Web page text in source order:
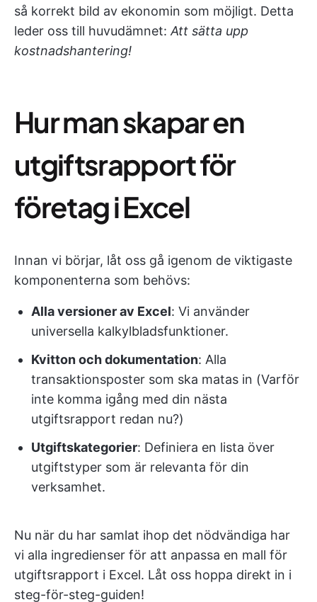
så korrekt bild av ekonomin som möjligt. Detta
leder oss till huvudämnet: Att sätta upp
kostnadshantering!
Hur man skapar en
utgiftsrapport för
företag i Excel
Innan vi börjar, låt oss gå igenom de viktigaste
komponenterna som behövs:
Alla versioner av Excel: Vi använder
universella kalkylbladsfunktioner.
Kvitton och dokumentation: Alla
transaktionsposter som ska matas in (Varför
inte komma igång med din nästa
utgiftsrapport redan nu?)
Utgiftskategorier: Definiera en lista över
utgiftstyper som är relevanta för din
verksamhet.
Nu när du har samlat ihop det nödvändiga har
vi alla ingredienser för att anpassa en mall för
utgiftsrapport i Excel. Låt oss hoppa direkt in i
steg-för-steg-guiden!